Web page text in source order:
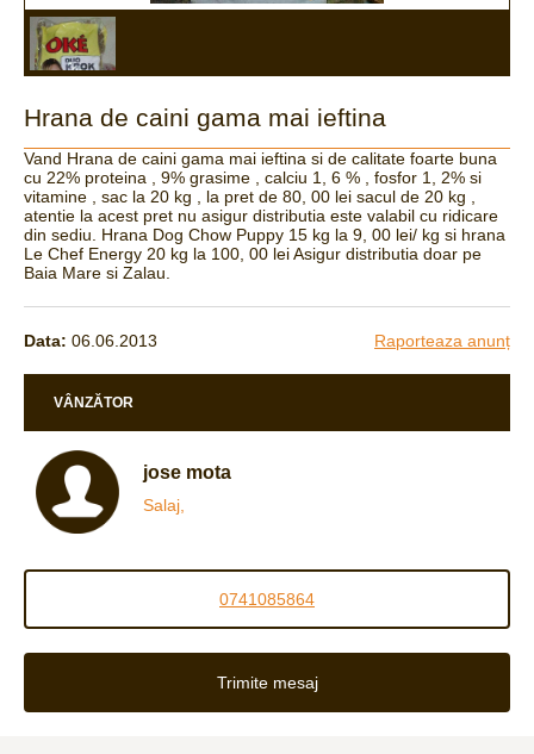
Hrana de caini gama mai ieftina
Vand Hrana de caini gama mai ieftina si de calitate foarte buna
cu 22% proteina , 9% grasime , calciu 1, 6 % , fosfor 1, 2% si
vitamine , sac la 20 kg , la pret de 80, 00 lei sacul de 20 kg ,
atentie la acest pret nu asigur distributia este valabil cu ridicare
din sediu. Hrana Dog Chow Puppy 15 kg la 9, 00 lei/ kg si hrana
Le Chef Energy 20 kg la 100, 00 lei Asigur distributia doar pe
Baia Mare si Zalau.
Data: 06.06.2013 Raporteaza anunț
VÂNZĂTOR
jose mota
Salaj,
0741085864
Trimite mesaj